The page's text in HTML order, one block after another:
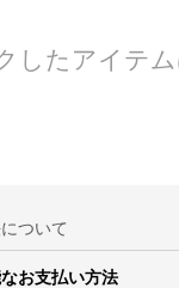
したアイテ
ついて
お支払い方法